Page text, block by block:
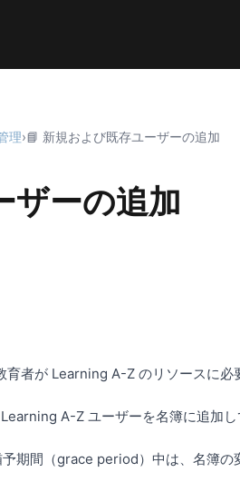
理›📘 新規および既存ユーザーの追加
ザーの追加
者が Learning A-Z のリソースに必
A-Z ユーザーを名簿に追加し
期間（grace period）中は、名簿の